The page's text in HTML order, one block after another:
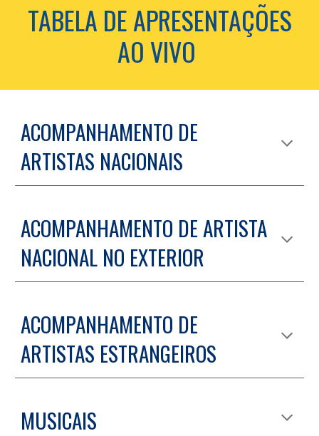
TABELA DE APRESENTAÇÕES
AO VIVO
ACOMPANHAMENTO DE
ARTISTAS NACIONAIS
ACOMPANHAMENTO DE ARTISTA
NACIONAL NO EXTERIOR
ACOMPANHAMENTO DE
ARTISTAS ESTRANGEIROS
MUSICAIS